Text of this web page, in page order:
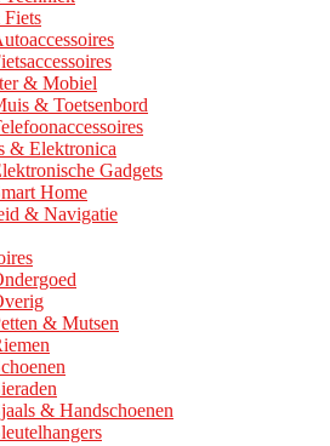
& Mobiel
& Toetsenbord
& Elektronica
Gadgets
Home
& Navigatie
& Mutsen
& Handschoenen